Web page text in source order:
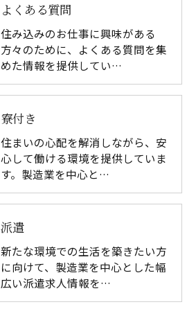
よくある質問
住み込みのお仕事に興味がある
方々のために、よくある質問を集
めた情報を提供してい…
寮付き
住まいの心配を解消しながら、安
心して働ける環境を提供していま
す。製造業を中心と…
派遣
新たな環境での生活を築きたい方
に向けて、製造業を中心とした幅
広い派遣求人情報を…